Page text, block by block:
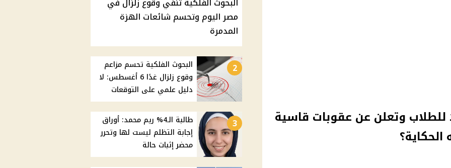
للطلاب وتعلن عن عقوبات قاسية
مصر اليوم وتحسم شائعات الهزة
المدمرة
2
البحوث الفلكية تحسم مزاعم
وقوع زلزال غدًا 6 أغسطس: لا
دليل علمي على التوقعات
3
طالبة الـ4% ريم محمد: أوراق
إجابة التظلم ليست لها وتحرر
محضر إثبات حالة